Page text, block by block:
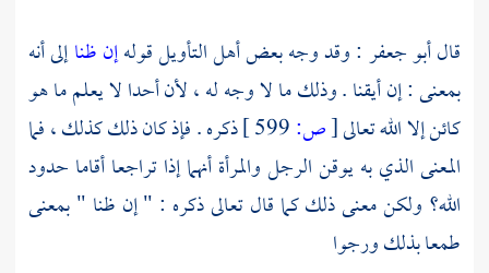
قالأبو جعفر : وقد وجه بعض أهل التأويل قولهإن ظناإلى أنه
بمعنى : إن أيقنا . وذلك ما لا وجه له ، لأن أحدا لا يعلم ما هو
كائن إلا الله تعالى[ص:
ذكره . فإذ كان ذلك كذلك ، فما
المعنى الذي به يوقن الرجل والمرأة أنهما إذا تراجعا أقاما حدود
الله؟ ولكن معنى ذلك كما قال تعالى ذكره : " إن ظنا " بمعنى
طمعا بذلك ورجوا